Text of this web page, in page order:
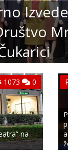
1073 0
na